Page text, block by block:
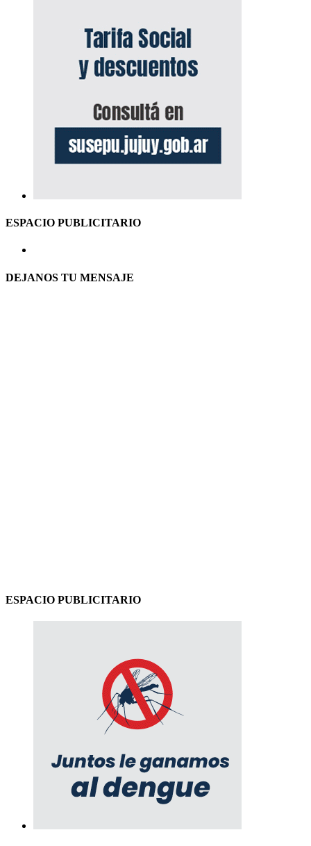
ESPACIO PUBLICITARIO
DEJANOS TU MENSAJE
ESPACIO PUBLICITARIO